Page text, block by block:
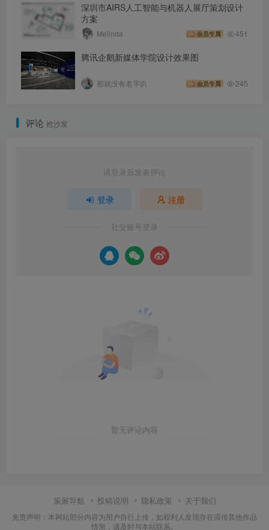
深圳市AIRS人工智能与机器人展厅策划设计
方案
Melinda 会员专属 451
腾讯企鹅新媒体学院设计效果图
那就没有名字叭 会员专属 245
评论 抢沙发
请登录后发表评论
登录 注册
社交账号登录
暂无评论内容
策展导航 投稿说明 隐私政策 关于我们
免责声明：本网站部分内容为用户自行上传，如权利人发现存在误传其他作品
情形，请及时与本站联系。